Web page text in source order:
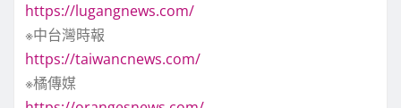
https://lugangnews.com/
※中台灣時報
https://taiwancnews.com/
※橘傳媒